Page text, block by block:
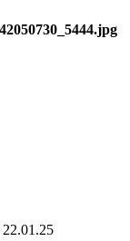
22.01.25